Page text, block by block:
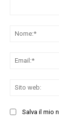
Salva il mio